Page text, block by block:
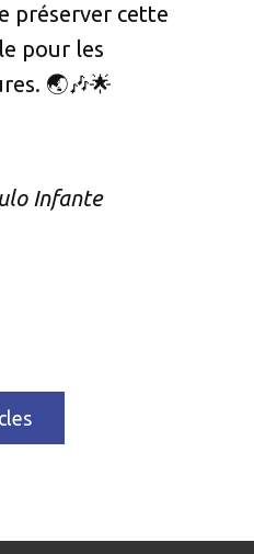
préserver cette
pour les
🌏🎶🌟
Infante